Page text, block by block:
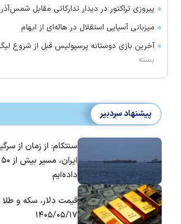
پیروزی تراکتور در دیدار تدارکاتی مقابل شمس‌آذر
میزبانی آسیایی استقلال در هاله‌ای از ابهام
آخرین بازی دوستانه پرسپولیس قبل از شروع
بسته
پیشنهاد سردبیر
سنتکام: از زمان از
داده‌ایم
قیمت دلار، سکه و طلا
۱۴۰۵/۰۵/۱۷